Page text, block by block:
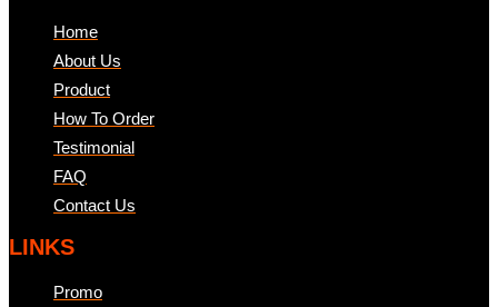
Home
About Us
Product
How To Order
Testimonial
FAQ
Contact Us
LINKS
Promo